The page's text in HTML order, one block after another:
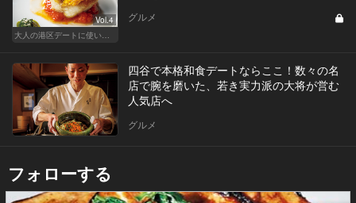
Vol.4
グルメ
四谷で本格和食デートならここ！数々の名
店で腕を磨いた、若き実力派の大将が営む
人気店へ
グルメ
フォローする